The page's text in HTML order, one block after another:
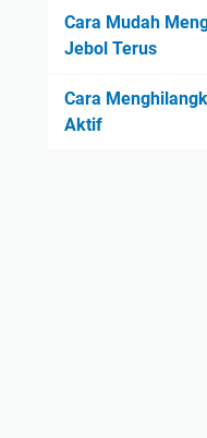
Cara Mudah
Jebol Terus
Cara
Aktif